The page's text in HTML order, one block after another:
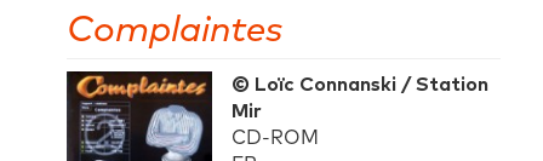
Complaintes
© Loïc Connanski / Station
Mir
CD-ROM